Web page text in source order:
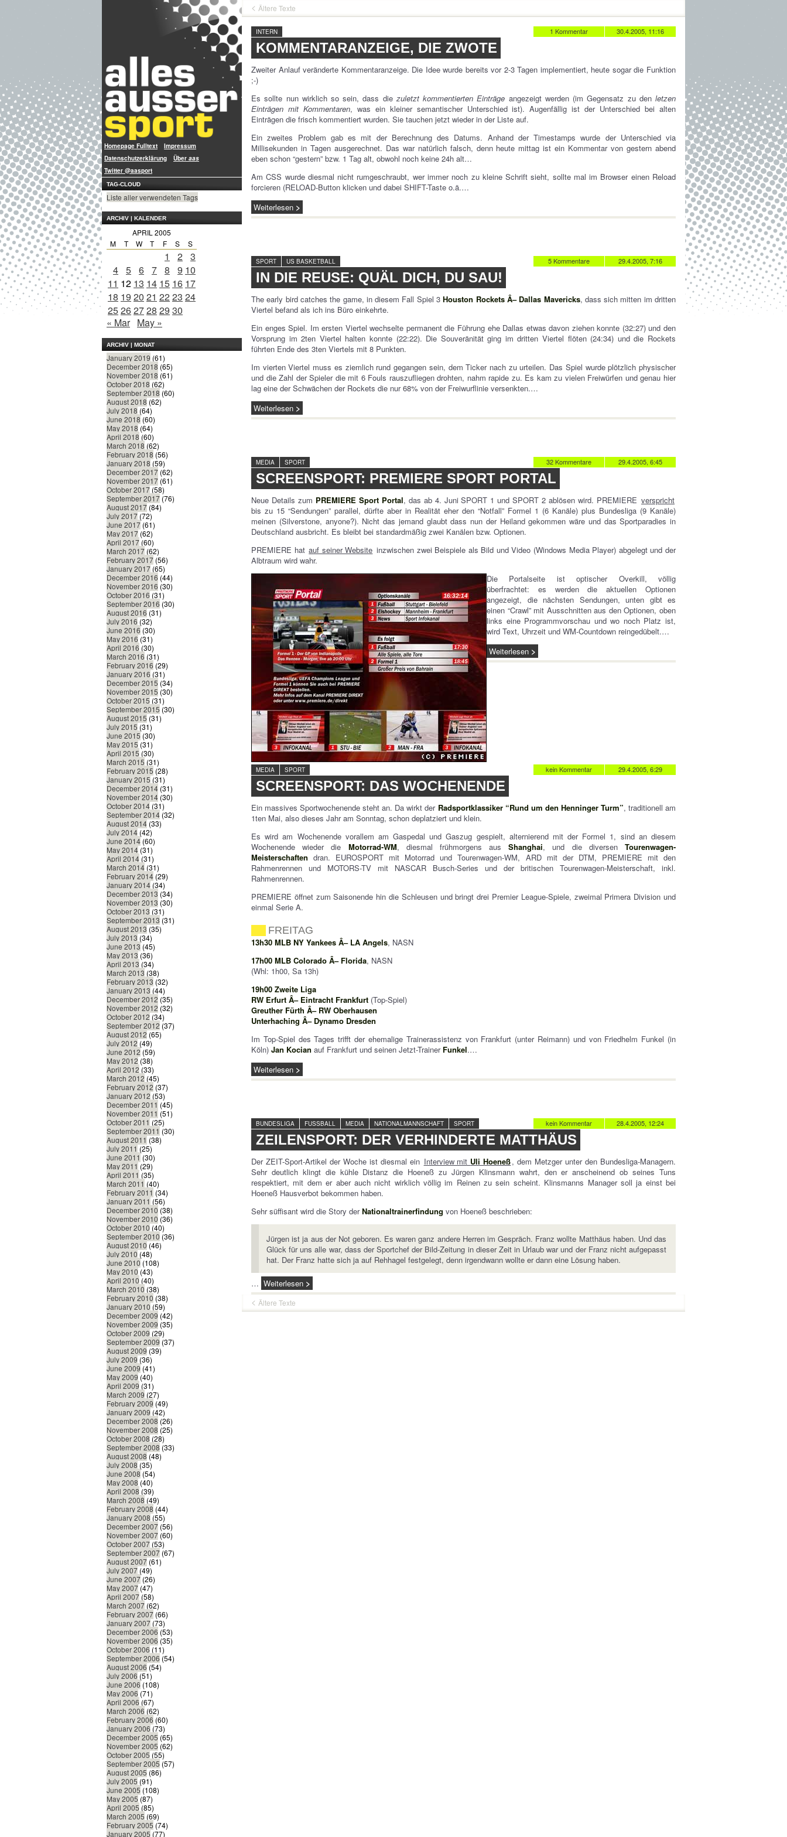
Homepage Fulltext
Impressum
Datenschutzerklärung
Über aas
Twitter @aasport
TAG-CLOUD
Liste aller verwendeten Tags
ARCHIV | KALENDER
APRIL 2005
M
T W T F S S
1 2 3
4 5 6 7 8 9 10
11 12 13 14 15 16 17
18 19 20 21 2223 24
25262728 29 30
« Mar May »
ARCHIV | MONAT
January 2019 (61)
December 2018 (65)
November 2018 (61)
October 2018 (62)
September 2018 (60)
August 2018 (62)
July 2018 (64)
June 2018 (60)
May 2018 (64)
April 2018 (60)
March 2018 (62)
February 2018 (56)
January 2018 (59)
December 2017 (62)
November 2017 (61)
October 2017 (58)
September 2017 (76)
August 2017 (84)
July 2017 (72)
June 2017 (61)
May 2017 (62)
April 2017 (60)
March 2017 (62)
February 2017 (56)
January 2017 (65)
December 2016 (44)
November 2016 (30)
October 2016 (31)
September 2016 (30)
August 2016 (31)
July 2016 (32)
June 2016 (30)
May 2016 (31)
April 2016 (30)
March 2016 (31)
February 2016 (29)
January 2016 (31)
December 2015 (34)
November 2015 (30)
October 2015 (31)
September 2015 (30)
August 2015 (31)
July 2015 (31)
June 2015 (30)
May 2015 (31)
April 2015 (30)
March 2015 (31)
February 2015 (28)
January 2015 (31)
December 2014 (31)
November 2014 (30)
October 2014 (31)
September 2014 (32)
August 2014 (33)
July 2014 (42)
June 2014 (60)
May 2014 (31)
April 2014 (31)
March 2014 (31)
February 2014 (29)
January 2014 (34)
December 2013 (34)
November 2013 (30)
October 2013 (31)
September 2013 (31)
August 2013 (35)
July 2013 (34)
June 2013 (45)
May 2013 (36)
April 2013 (34)
March 2013 (38)
February 2013 (32)
January 2013 (44)
December 2012 (35)
November 2012 (32)
October 2012 (34)
September 2012 (37)
August 2012 (65)
July 2012 (49)
June 2012 (59)
May 2012 (38)
April 2012 (33)
March 2012 (45)
February 2012 (37)
January 2012 (53)
December 2011 (45)
November 2011 (51)
October 2011 (25)
September 2011 (30)
August 2011 (38)
July 2011 (25)
June 2011 (30)
May 2011 (29)
April 2011 (35)
March 2011 (40)
February 2011 (34)
January 2011 (56)
December 2010 (38)
November 2010 (36)
October 2010 (40)
September 2010 (36)
August 2010 (46)
July 2010 (48)
June 2010 (108)
May 2010 (43)
April 2010 (40)
March 2010 (38)
February 2010 (38)
January 2010 (59)
December 2009 (42)
November 2009 (35)
October 2009 (29)
September 2009 (37)
August 2009 (39)
July 2009 (36)
June 2009 (41)
May 2009 (40)
April 2009 (31)
March 2009 (27)
February 2009 (49)
January 2009 (42)
December 2008 (26)
November 2008 (25)
October 2008 (28)
September 2008 (33)
August 2008 (48)
July 2008 (35)
June 2008 (54)
May 2008 (40)
April 2008 (39)
March 2008 (49)
February 2008 (44)
January 2008 (55)
December 2007 (56)
November 2007 (60)
October 2007 (53)
September 2007 (67)
August 2007 (61)
July 2007 (49)
June 2007 (26)
May 2007 (47)
April 2007 (58)
March 2007 (62)
February 2007 (66)
January 2007 (73)
December 2006 (53)
November 2006 (35)
October 2006 (11)
September 2006 (54)
August 2006 (54)
July 2006 (51)
June 2006 (108)
May 2006 (71)
April 2006 (67)
March 2006 (62)
February 2006 (60)
January 2006 (73)
December 2005 (65)
November 2005 (62)
October 2005 (55)
September 2005 (57)
August 2005 (86)
July 2005 (91)
June 2005 (108)
May 2005 (87)
April 2005 (85)
March 2005 (69)
February 2005 (74)
January 2005 (77)
Ältere Texte
30.4.2005, 11:16
1 Kommentar
INTERN
KOMMENTARANZEIGE, DIE ZWOTE
Zweiter Anlauf veränderte Kommentaranzeige. Die Idee wurde bereits vor 2-3 Tagen implementiert, heute sogar die Funktion
;-)
Es sollte nun wirklich so sein, dass diezuletzt kommentierten Einträge angezeigt werden (im Gegensatz zu denletzen
Einträgen mit Kommentaren, was ein kleiner semantischer Unterschied ist). Augenfällig ist der Unterschied bei alten
Einträgen die frisch kommentiert wurden. Sie tauchen jetzt wieder in der Liste auf.
Ein zweites Problem gab es mit der Berechnung des Datums. Anhand der Timestamps wurde der Unterschied via
Millisekunden in Tagen ausgerechnet. Das war natürlich falsch, denn heute mittag ist ein Kommentar von gestern abend
eben schon “gestern” bzw. 1 Tag alt, obwohl noch keine 24h alt…
Am CSS wurde diesmal nicht rumgeschraubt, wer immer noch zu kleine Schrift sieht, sollte mal im Browser einen Reload
forcieren (RELOAD-Button klicken und dabei SHIFT-Taste o.ä.…
Weiterlesen
29.4.2005, 7:16
5 Kommentare
SPORT US BASKETBALL
IN DIE REUSE: QUÄL DICH, DU SAU!
The early bird catches the game, in diesem Fall Spiel 3Houston Rockets Â– Dallas Mavericks, dass sich mitten im dritten
Viertel befand als ich ins Büro einkehrte.
Ein enges Spiel. Im ersten Viertel wechselte permanent die Führung ehe Dallas etwas davon ziehen konnte (32:27) und den
Vorsprung im 2ten Viertel halten konnte (22:22). Die Souveränität ging im dritten Viertel flöten (24:34) und die Rockets
führten Ende des 3ten Viertels mit 8 Punkten.
Im vierten Viertel muss es ziemlich rund gegangen sein, dem Ticker nach zu urteilen. Das Spiel wurde plötzlich physischer
und die Zahl der Spieler die mit 6 Fouls rauszufliegen drohten, nahm rapide zu. Es kam zu vielen Freiwürfen und genau hier
lag eine der Schwächen der Rockets die nur 68% von der Freiwurflinie versenkten.…
Weiterlesen
29.4.2005, 6:45
32 Kommentare
MEDIA SPORT
SCREENSPORT: PREMIERE SPORT PORTAL
Neue Details zum PREMIERE Sport Portal, das ab 4. Juni SPORT 1 und SPORT 2 ablösen wird. PREMIERE verspricht
bis zu 15 “Sendungen” parallel, dürfte aber in Realität eher den “Notfall” Formel 1 (6 Kanäle) plus Bundesliga (9 Kanäle)
meinen (Silverstone, anyone?). Nicht das jemand glaubt dass nun der Heiland gekommen wäre und das Sportparadies in
Deutschland ausbricht. Es bleibt bei standardmäßig zwei Kanälen bzw. Optionen.
PREMIERE hat auf seiner Website inzwischen zwei Beispiele als Bild und Video (Windows Media Player) abgelegt und der
Albtraum wird wahr.
Die Portalseite ist optischer Overkill, völlig
überfrachtet: es werden die aktuellen Optionen
angezeigt, die nächsten Sendungen, unten gibt es
einen “Crawl” mit Ausschnitten aus den Optionen, oben
links eine Programmvorschau und wo noch Platz ist,
wird Text, Uhrzeit und WM-Countdown reingedübelt.…
Weiterlesen
29.4.2005, 6:29
kein Kommentar
MEDIA SPORT
SCREENSPORT: DAS WOCHENENDE
Ein massives Sportwochenende steht an. Da wirkt der Radsportklassiker “Rund um den Henninger Turm”, traditionell am
1ten Mai, also dieses Jahr am Sonntag, schon deplatziert und klein.
Es wird am Wochenende vorallem am Gaspedal und Gaszug gespielt, alternierend mit der Formel 1, sind an diesem
Wochenende wieder die Motorrad-WM, diesmal frühmorgens ausShanghai, und die diversenTourenwagen-
Meisterschaften dran. EUROSPORT mit Motorrad und Tourenwagen-WM, ARD mit der DTM, PREMIERE mit den
Rahmenrennen und MOTORS-TV mit NASCAR Busch-Series und der britischen Tourenwagen-Meisterschaft, inkl.
Rahmenrennen.
PREMIERE öffnet zum Saisonende hin die Schleusen und bringt drei Premier League-Spiele, zweimal Primera Division und
einmal Serie A.
FREITAG
13h30 MLB NY Yankees Â– LA Angels, NASN
17h00 MLB Colorado Â– Florida, NASN
(Whl: 1h00, Sa 13h)
19h00 Zweite Liga
RW Erfurt Â– Eintracht Frankfurt (Top-Spiel)
Greuther Fürth Â– RW Oberhausen
Unterhaching Â– Dynamo Dresden
Im Top-Spiel des Tages trifft der ehemalige Trainerassistenz von Frankfurt (unter Reimann) und von Friedhelm Funkel (in
Köln)Jan Kocian auf Frankfurt und seinen Jetzt-Trainer Funkel.…
Weiterlesen
28.4.2005, 12:24
kein Kommentar
BUNDESLIGA FUSSBALL MEDIA NATIONALMANNSCHAFT SPORT
ZEILENSPORT: DER VERHINDERTE MATTHÄUS
Der ZEIT-Sport-Artikel der Woche ist diesmal ein Interview mit Uli Hoeneß, dem Metzger unter den Bundesliga-Managern.
Sehr deutlich klingt die kühle Distanz die Hoeneß zu Jürgen Klinsmann wahrt, den er anscheinend ob seines Tuns
respektiert, mit dem er aber auch nicht wirklich völlig im Reinen zu sein scheint. Klinsmanns Manager soll ja einst bei
Hoeneß Hausverbot bekommen haben.
Sehr süffisant wird die Story derNationaltrainerfindung von Hoeneß beschrieben:
Jürgen ist ja aus der Not geboren. Es waren ganz andere Herren im Gespräch. Franz wollte Matthäus haben. Und das
Glück für uns alle war, dass der Sportchef der Bild-Zeitung in dieser Zeit in Urlaub war und der Franz nicht aufgepasst
hat. Der Franz hatte sich ja auf Rehhagel festgelegt, denn irgendwann wollte er dann eine Lösung haben.
… Weiterlesen
Ältere Texte